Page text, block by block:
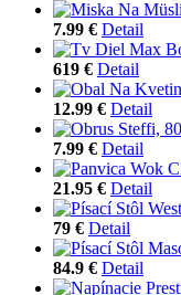
7.99 € Detail
619 € Detail
12.99 € Detail
7.99 € Detail
21.95 € Detail
79 € Detail
84.9 € Detail